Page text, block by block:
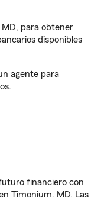
para obtener
disponibles
agente para
financiero con
Timonium, MD. Las